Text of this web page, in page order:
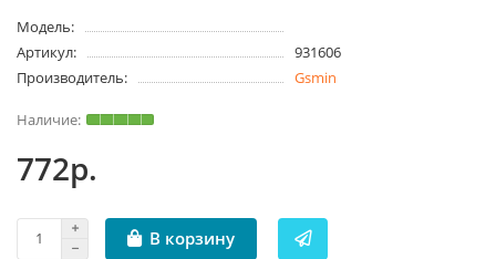
Модель:
Артикул:
931606
Производитель:
Gsmin
772р.
В корзину